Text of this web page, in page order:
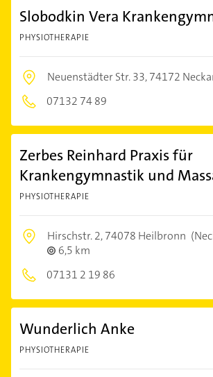
Slobodkin Vera
PHYSIOTHERAPIE
Neuenstädter Str. 33,74172
07132 74 89
Zerbes Reinhard Praxis für
Krankengymnastik und
PHYSIOTHERAPIE
Hirschstr. 2,74078 Heilbronn
6,5 km
07131 2 19 86
Wunderlich Anke
PHYSIOTHERAPIE